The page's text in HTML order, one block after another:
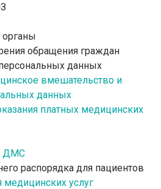
обращения граждан
данных
вмешательство и
данных
платных медицинских
ДМС
распорядка для пациентов
медицинских услуг